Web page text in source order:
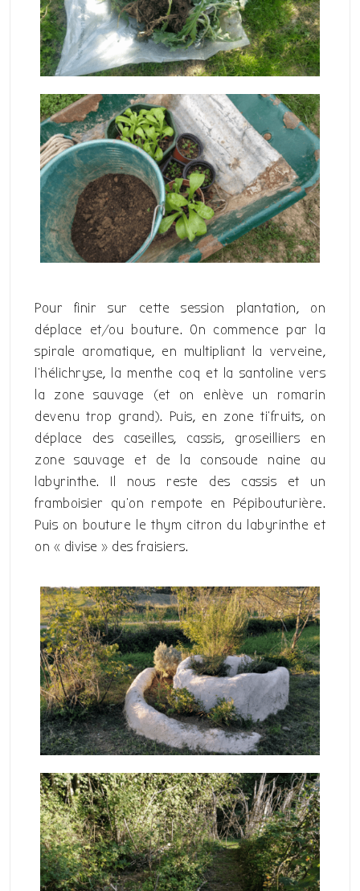
Pour finir sur cette session plantation, on
déplace et/ou bouture. On commence par la
spirale aromatique, en multipliant la verveine,
l’hélichryse, la menthe coq et la santoline vers
la zone sauvage (et on enlève un romarin
devenu trop grand). Puis, en zone ti’fruits, on
déplace des caseilles, cassis, groseilliers en
zone sauvage et de la consoude naine au
labyrinthe. Il nous reste des cassis et un
framboisier qu’on rempote en Pépibouturière.
Puis on bouture le thym citron du labyrinthe et
on « divise » des fraisiers.